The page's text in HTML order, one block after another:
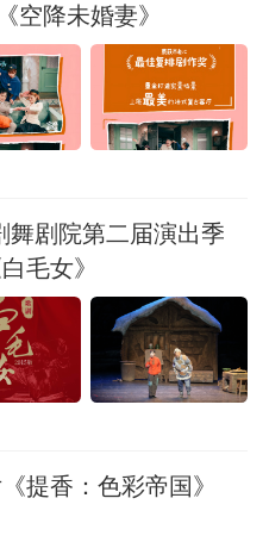
空降未婚妻》
舞剧院第二届演出季
毛女》
提香：色彩帝国》